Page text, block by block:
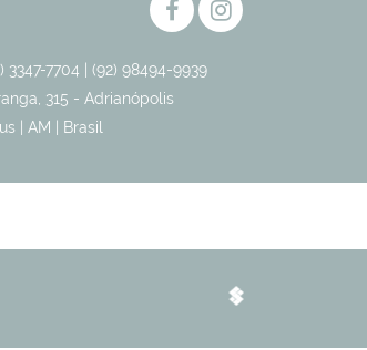
3347-7704 | (92) 98494-9939
315 - Adrianópolis
| AM | Brasil